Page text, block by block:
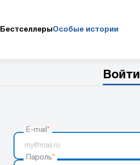
БестселлерыОсобые истории
Войти
E-mail*
Пароль*